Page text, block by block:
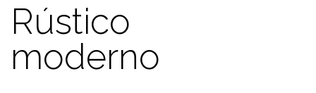
Rústico
moderno